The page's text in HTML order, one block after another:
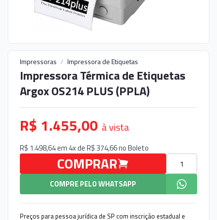
Impressoras / Impressora de Etiquetas
Impressora Térmica de Etiquetas
Argox OS214 PLUS (PPLA)
R$ 1.455,00 à vista
R$ 1.498,64 em 4x de R$ 374,66 noBoleto
COMPRAR
Quantidade
COMPRE PELO WHATSAPP
Preços para pessoa jurídica de SP com inscrição estadual e